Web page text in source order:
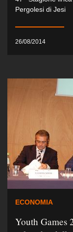
Pergolesi di Jesi
26/08/2014
ECONOMIA
Youth Games